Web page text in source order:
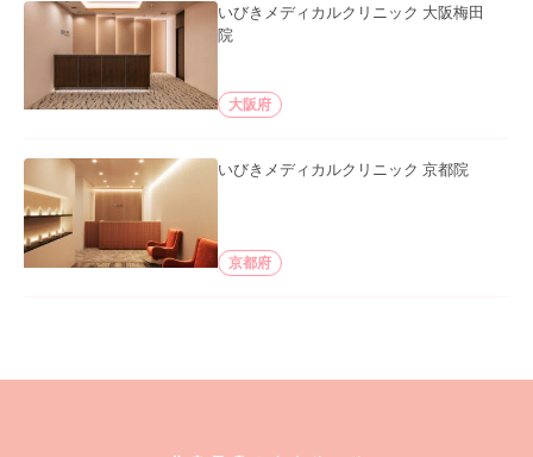
いびきメディカルクリニック 大阪梅田
院
大阪府
いびきメディカルクリニック 京都院
京都府